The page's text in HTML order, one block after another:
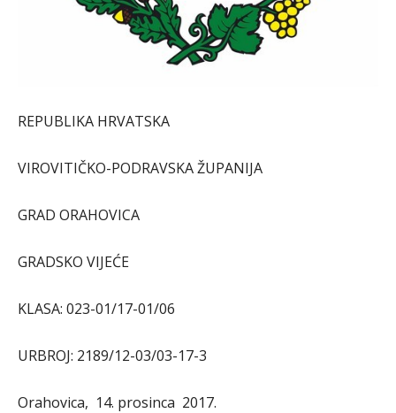
REPUBLIKA HRVATSKA
VIROVITIČKO-PODRAVSKA ŽUPANIJA
GRAD ORAHOVICA
GRADSKO VIJEĆE
KLASA: 023-01/17-01/06
URBROJ: 2189/12-03/03-17-3
Orahovica, 14. prosinca 2017.